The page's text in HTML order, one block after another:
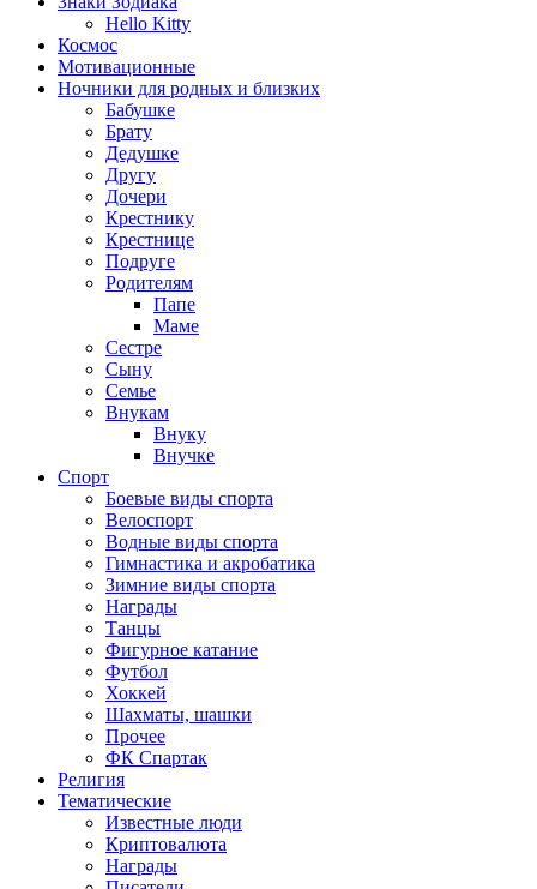
Hello Kitty
Космос
Мотивационные
Ночники для родных и близких
Бабушке
Брату
Дедушке
Другу
Дочери
Крестнику
Крестнице
Подруге
Родителям
Папе
Маме
Сестре
Сыну
Семье
Внукам
Внуку
Внучке
Спорт
Боевые виды спорта
Велоспорт
Водные виды спорта
Гимнастика и акробатика
Зимние виды спорта
Награды
Танцы
Фигурное катание
Футбол
Хоккей
Шахматы, шашки
Прочее
ФК Спартак
Религия
Тематические
Известные люди
Криптовалюта
Награды